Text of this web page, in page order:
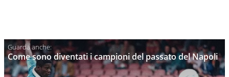
Come sono diventati i campioni del passato del Napoli